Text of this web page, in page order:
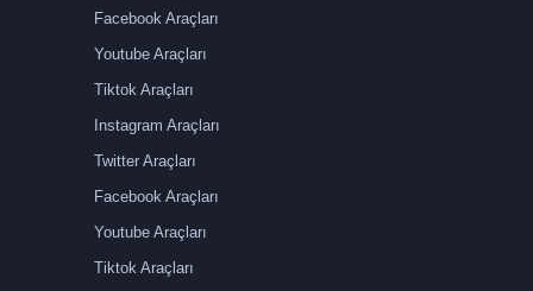
Facebook Araçları
Youtube Araçları
Tiktok Araçları
Instagram Araçları
Twitter Araçları
Facebook Araçları
Youtube Araçları
Tiktok Araçları